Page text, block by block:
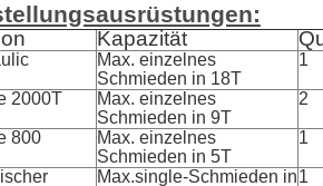
Kapazität
Max. einzelnes
Schmieden in 18T
1
2000T
Max. einzelnes
Schmieden in 9T
2
800
Max. einzelnes
Schmieden in 5T
1
Max.single-Schmieden in1